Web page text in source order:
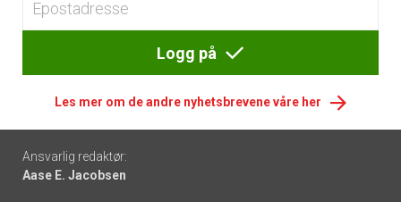
Logg på
Les mer om de andre nyhetsbrevene våre her
Footer
-
Ansvarlig redaktør:
Aase E. Jacobsen